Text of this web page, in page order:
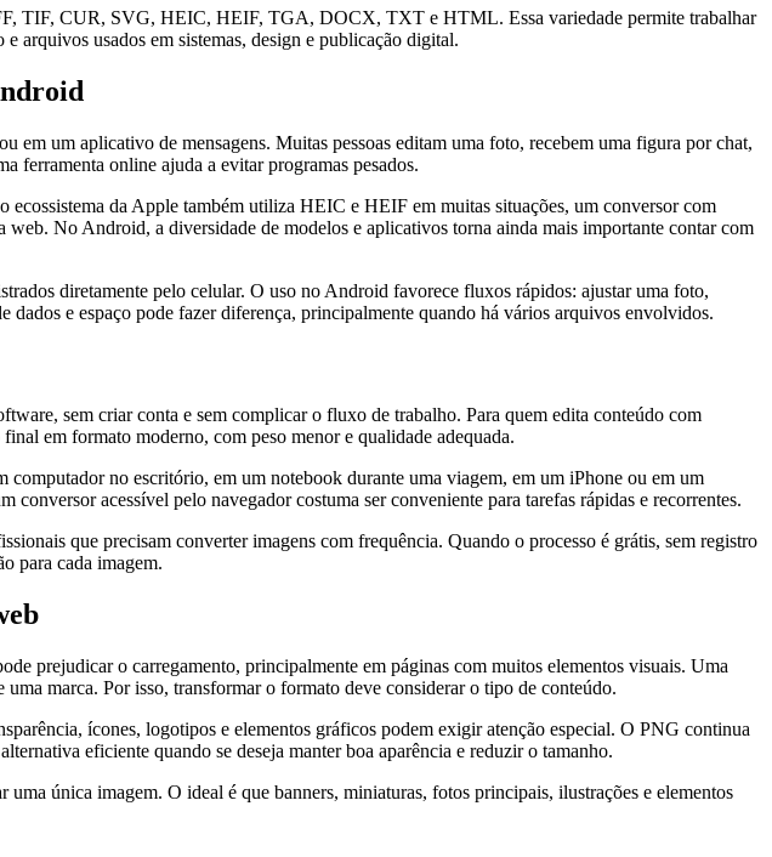
TIF, CUR, SVG, HEIC, HEIF, TGA, DOCX, TXT e HTML. Essa variedade permite trabalhar
arquivos usados em sistemas, design e publicação digital.
um aplicativo de mensagens. Muitas pessoas editam uma foto, recebem uma figura por chat,
ferramenta online ajuda a evitar programas pesados.
da Apple também utiliza HEIC e HEIF em muitas situações, um conversor com
No Android, a diversidade de modelos e aplicativos torna ainda mais importante contar com
diretamente pelo celular. O uso no Android favorece fluxos rápidos: ajustar uma foto,
e espaço pode fazer diferença, principalmente quando há vários arquivos envolvidos.
sem criar conta e sem complicar o fluxo de trabalho. Para quem edita conteúdo com
em formato moderno, com peso menor e qualidade adequada.
no escritório, em um notebook durante uma viagem, em um iPhone ou em um
acessível pelo navegador costuma ser conveniente para tarefas rápidas e recorrentes.
que precisam converter imagens com frequência. Quando o processo é grátis, sem registro
para cada imagem.
prejudicar o carregamento, principalmente em páginas com muitos elementos visuais. Uma
marca. Por isso, transformar o formato deve considerar o tipo de conteúdo.
ícones, logotipos e elementos gráficos podem exigir atenção especial. O PNG continua
eficiente quando se deseja manter boa aparência e reduzir o tamanho.
única imagem. O ideal é que banners, miniaturas, fotos principais, ilustrações e elementos